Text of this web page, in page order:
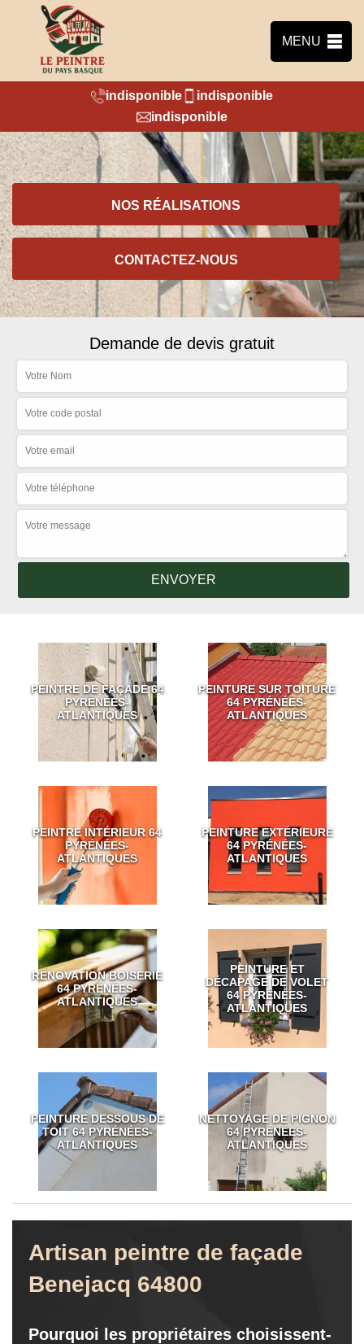
MENU
indisponible
indisponible
indisponible
NOS RÉALISATIONS
CONTACTEZ-NOUS
Demande de devis gratuit
PEINTRE DE FAÇADE 64
PYRÉNÉES-
ATLANTIQUES
PEINTURE SUR TOITURE
64 PYRÉNÉES-
ATLANTIQUES
PEINTRE INTÉRIEUR 64
PYRÉNÉES-
ATLANTIQUES
PEINTURE EXTÉRIEURE
64 PYRÉNÉES-
ATLANTIQUES
RÉNOVATION BOISERIE
64 PYRÉNÉES-
ATLANTIQUES
PEINTURE ET
DÉCAPAGE DE VOLET
64 PYRÉNÉES-
ATLANTIQUES
PEINTURE DESSOUS DE
TOIT 64 PYRÉNÉES-
ATLANTIQUES
NETTOYAGE DE PIGNON
64 PYRÉNÉES-
ATLANTIQUES
Artisan peintre de façade
Benejacq 64800
Pourquoi les propriétaires choisissent-